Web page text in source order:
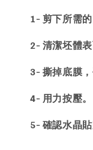
1- 剪下所需的
2- 清潔坯體表
3- 撕掉底膜
4- 用力按壓。
5- 確認水晶